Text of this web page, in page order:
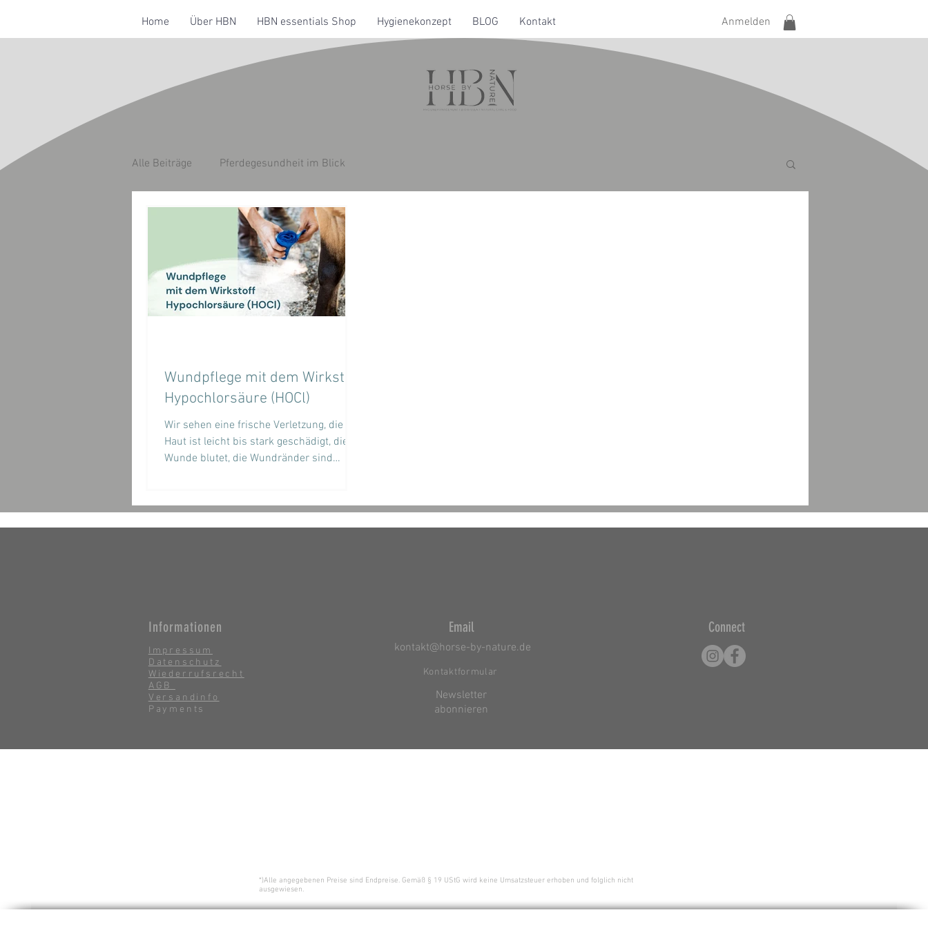
Home Über HBN HBN essentials Shop Hygienekonzept BLOG Kontakt Anmelden
Alle Beiträge Pferdegesundheit im Blick
Wundpflege mit dem Wirkstoff
Hypochlorsäure (HOCl)
Wir sehen eine frische Verletzung, die
Haut ist leicht bis stark geschädigt, die
Wunde blutet, die Wundränder sind
Informationen
Impressum
Datenschutz
Wiederrufsrecht
AGB
Versandinfo
Payments
Email
kontakt@horse-by-nature.de
Kontaktformular
Newsletter
abonnieren
Connect
*)Alle angegebenen Preise sind Endpreise. Gemäß § 19 UStG wird keine Umsatzsteuer erhoben und folglich nicht
ausgewiesen.